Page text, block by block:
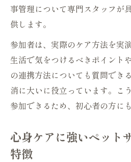
事管理について専門スタッフが
供します。
参加者は、実際のケア方法を実
生活で気をつけるべきポイント
の連携方法についても質問でき
消に大いに役立っています。こ
参加できるため、初心者の方に
心身ケアに強いペット
特徴